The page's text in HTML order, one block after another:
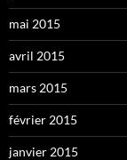
mai 2015
avril 2015
mars 2015
février 2015
janvier 2015